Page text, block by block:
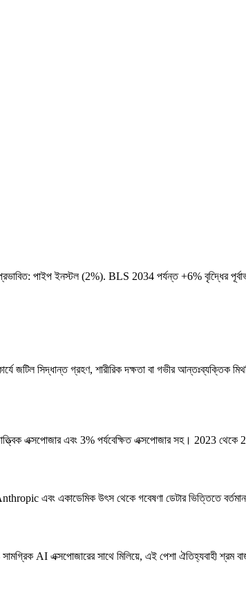
পাইপ ইনস্টল (2%). BLS 2034 পর্যন্ত +6% বৃদ্ধিের
জটিল সিদ্ধান্ত গ্রহণ, শারীরিক দক্ষতা বা গভীর
এক্সপোজার এবং 3% পর্যবেক্ষিত এক্সপোজার সহ। 2023 থেকে
এবং একাডেমিক উৎস থেকে গবেষণা ডেটার ভিত্তিতে বর্তমান
AI এক্সপোজারের সাথে মিলিয়ে, এই পেশা ঐতিহ্যবাহী শ্রম